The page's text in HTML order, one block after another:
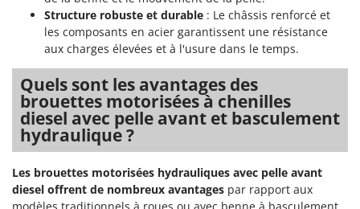
Philips
Pramac
Prismafood
R
R.G.V.
Rato
Reber
Redback
Structure robuste et durable : Le châssis renforcé et
les composants en acier garantissent une résistance
aux charges élevées et à l'usure dans le temps.
Quels sont les avantages des
brouettes motorisées à chenilles
diesel avec pelle avant et basculement
hydraulique ?
Les brouettes motorisées hydrauliques avec pelle avant
diesel offrent de nombreux avantages par rapport aux